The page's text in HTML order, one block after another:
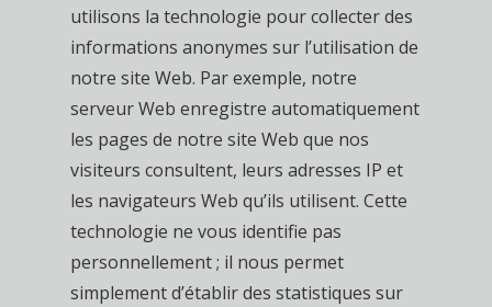
utilisons la technologie pour collecter des
informations anonymes sur l’utilisation de
notre site Web. Par exemple, notre
serveur Web enregistre automatiquement
les pages de notre site Web que nos
visiteurs consultent, leurs adresses IP et
les navigateurs Web qu’ils utilisent. Cette
technologie ne vous identifie pas
personnellement ; il nous permet
simplement d’établir des statistiques sur